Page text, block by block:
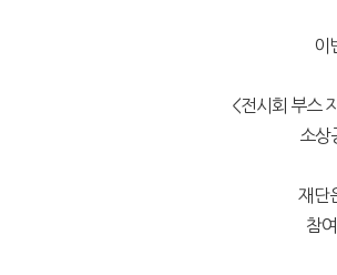
이
<전시회 부스
소상
재단
참